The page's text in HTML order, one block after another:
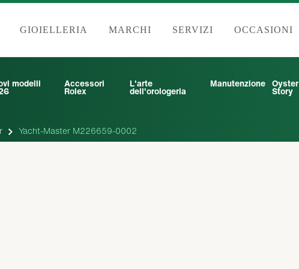
GIOIELLERIA MARCHI SERVIZI OCCASIONI
modelli Accessori
Rolex
L'arte
dell'orologeria
Manutenzione Oyster
Story
Yacht-Master M226659-0002